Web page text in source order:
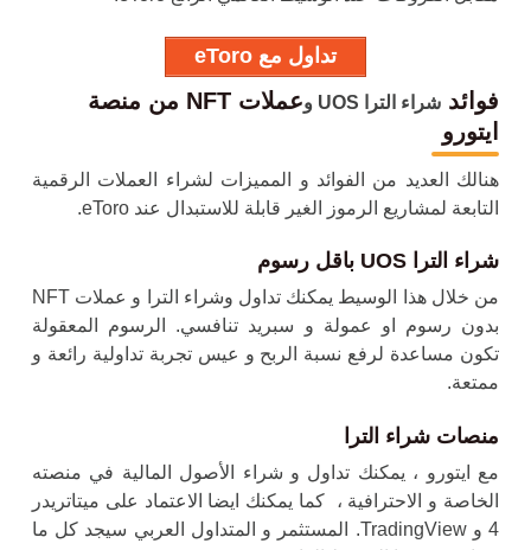
تداول مع eToro
فوائد شراء الترا UOS و
عملات NFT من منصة
ايتورو
هنالك العديد من الفوائد و المميزات لشراء العملات الرقمية
التابعة لمشاريع الرموز الغير قابلة للاستبدال عند eToro.
شراء الترا UOS باقل رسوم
من خلال هذا الوسيط يمكنك تداول وشراء الترا و
عملات NFT
بدون رسوم او عمولة و سبريد تنافسي. الرسوم المعقولة
تكون مساعدة لرفع نسبة الربح و عيس تجربة تداولية رائعة و
ممتعة.
منصات شراء الترا
مع ايتورو ، يمكنك تداول و شراء الأصول المالية في منصته
الخاصة و الاحترافية ، كما يمكنك ايضا الاعتماد على ميتاتريدر
4 و TradingView. المستثمر و المتداول العربي سيجد كل ما